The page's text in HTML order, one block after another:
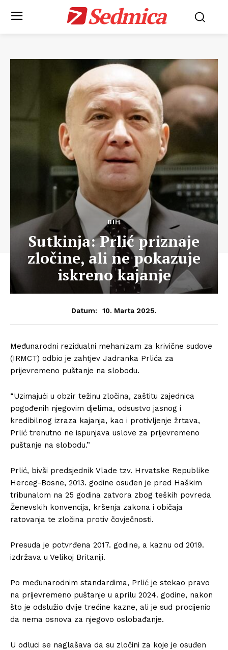
Sedmica
BIH
Sutkinja: Prlić priznaje
zločine, ali ne pokazuje
iskreno kajanje
Datum: 10. Marta 2025.
Međunarodni rezidualni mehanizam za krivične sudove
(IRMCT) odbio je zahtjev Jadranka Prlića za
prijevremeno puštanje na slobodu.
“Uzimajući u obzir težinu zločina, zaštitu zajednica
pogođenih njegovim djelima, odsustvo jasnog i
kredibilnog izraza kajanja, kao i protivljenje žrtava,
Prlić trenutno ne ispunjava uslove za prijevremeno
puštanje na slobodu.”
Prlić, bivši predsjednik Vlade tzv. Hrvatske Republike
Herceg-Bosne, 2013. godine osuđen je pred Haškim
tribunalom na 25 godina zatvora zbog teških povreda
Ženevskih konvencija, kršenja zakona i običaja
ratovanja te zločina protiv čovječnosti.
Presuda je potvrđena 2017. godine, a kaznu od 2019.
izdržava u Velikoj Britaniji.
Po međunarodnim standardima, Prlić je stekao pravo
na prijevremeno puštanje u aprilu 2024. godine, nakon
što je odslužio dvije trećine kazne, ali je sud procijenio
da nema osnova za njegovo oslobađanje.
U odluci se naglašava da su zločini za koje je osuđen